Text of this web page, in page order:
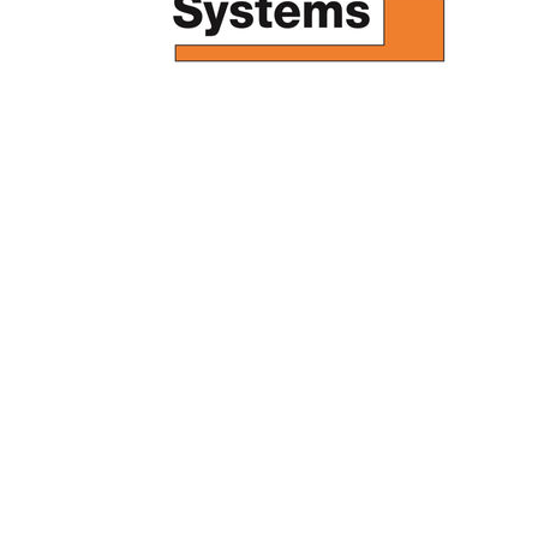
Intussen is Schlüter-DITRA-HEAT-E wereldwijd een
tot elektrische vloerverwarming. Vakmensen zijn
ongecompliceerde verwerking, ontwerpers voelen zich
flexibele gebruiksmogelijkheden en opdrachtgevers
Schlüter-DITRA-HEAT-E bestaat uit een
Samen vormen ze de verwarmingsmat. De te
apart worden bepaald en kunnen aan elk vloerplan
naderhand inbouwen en voor renovaties is DITRA-